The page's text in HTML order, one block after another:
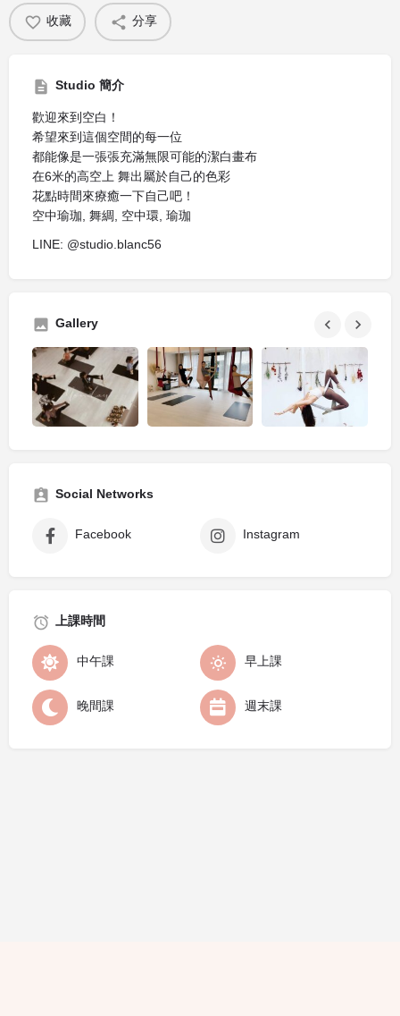
收藏 分享
Studio 簡介
歡迎來到空白！
希望來到這個空間的每一位
都能像是一張張充滿無限可能的潔白畫布
在6米的高空上 舞出屬於自己的色彩
花點時間來療癒一下自己吧！
空中瑜珈, 舞綢, 空中環, 瑜珈
LINE: @studio.blanc56
Gallery
Social Networks
Facebook Instagram
上課時間
中午課 早上課
晚間課 週末課